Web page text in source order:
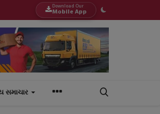
Download Our
Mobile App
સમાચાર